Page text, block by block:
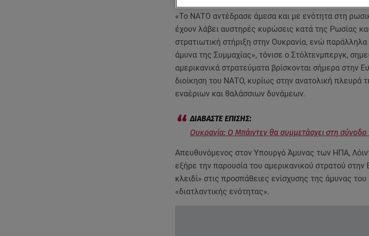
«Το ΝΑΤΟ αντέδρασε άμεσα και με ενότητα στη
έχουν λάβει αυστηρές κυρώσεις κατά της Ρωσίας
στρατιωτική στήριξη στην Ουκρανία, ενώ παράλληλα
άμυνα της Συμμαχίας», τόνισε ο Στόλτενμπεργκ,
αμερικανικά στρατεύματα βρίσκονται σήμερα στην
διοίκηση του ΝΑΤΟ, κυρίως στην ανατολική πλευρά
εναέριων και θαλάσσιων δυνάμεων.
Ουκρανία: Ο Μπάιντεν θα συμμετάσχει στη
Απευθυνόμενος στον Υπουργό Άμυνας των ΗΠΑ,
εξήρε την παρουσία του αμερικανικού στρατού
κλειδί» στις προσπάθειες ενίσχυσης της άμυνας
«διατλαντικής ενότητας».